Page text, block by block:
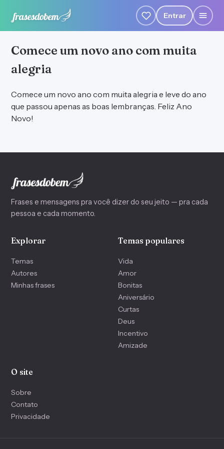
Entrar
Comece um novo ano com muita
alegria
Comece um novo ano com muita alegria e leve do ano
que passou apenas as boas lembranças. Feliz Ano
Novo!
Frases e mensagens pra você dizer do seu jeito — pra cada
pessoa e cada momento.
Explorar
Temas
Autores
Minhas frases
Temas populares
Vida
Amor
Bonitas
Aniversário
Curtas
Deus
Incentivo
Amizade
O site
Sobre
Contato
Privacidade